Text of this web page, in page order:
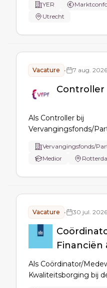
dining,
based in Utrecht.
YER
Utrecht
Vacature • 7 aug. 2026
Controller
Als Controller bij
Vervangingsfonds/
forecasting, adviseer
Vervangingsfonds/
Medior
Vacature • 30 jul. 2026
Financiën
Als Coördinator/
Kwaliteitsborging bij